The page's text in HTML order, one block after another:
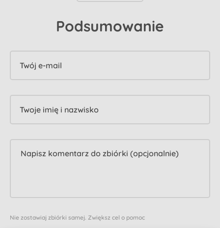
Podsumowanie
Twój e-mail
Twoje imię i nazwisko
Nie zostawiaj zbiórki samej. Zwiększ cel o pomoc